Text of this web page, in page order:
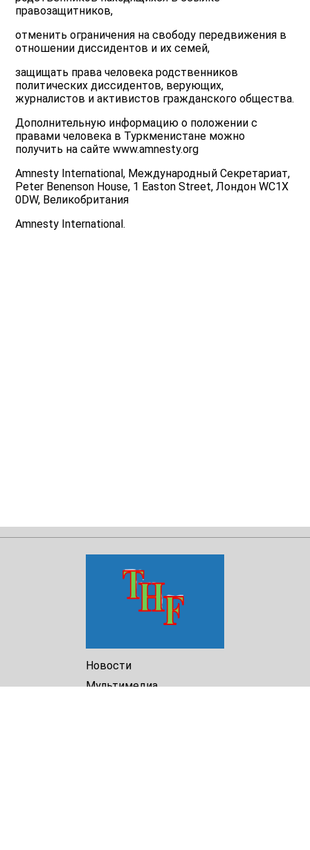
правозащитников,
отменить ограничения на свободу передвижения в
отношении диссидентов и их семей,
защищать права человека родственников
политических диссидентов, верующих,
журналистов и активистов гражданского общества.
Дополнительную информацию о положении с
правами человека в Туркменистане можно
получить на сайте www.amnesty.org
Amnesty International, Международный Секретариат,
Peter Benenson House, 1 Easton Street, Лондон WC1X
0DW, Великобритания
Amnesty International.
Новости
Мультимедиа